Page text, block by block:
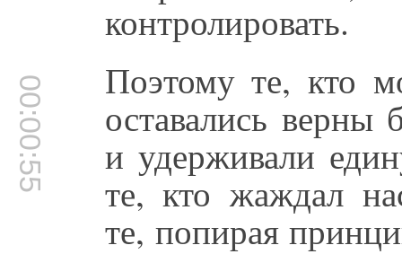
контролировать.
00:00:55 Поэтому те, кто
оставались верны
и удерживали
те, кто жаждал
те, попирая